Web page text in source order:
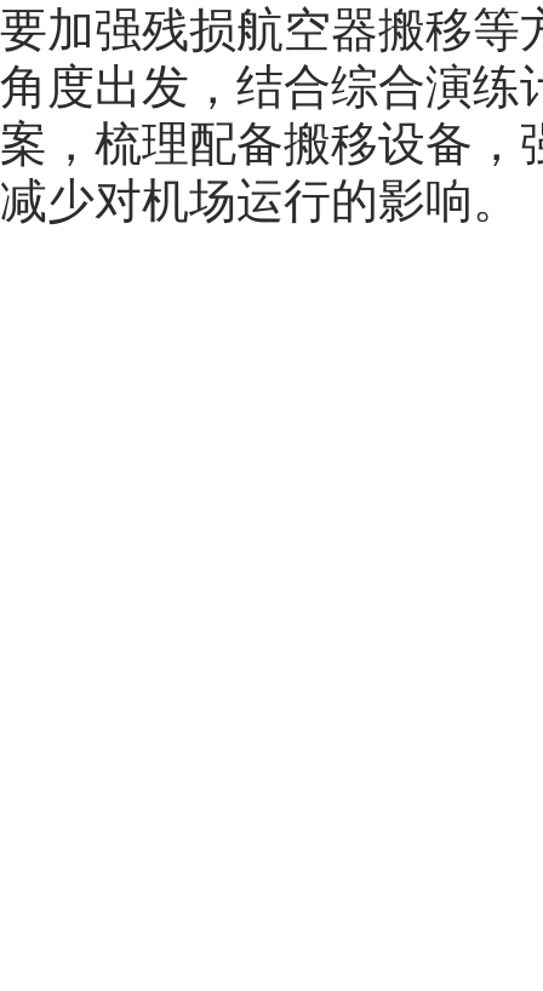
要加强残损航空器搬移等
角度出发，结合综合演练
案，梳理配备搬移设备，
减少对机场运行的影响。